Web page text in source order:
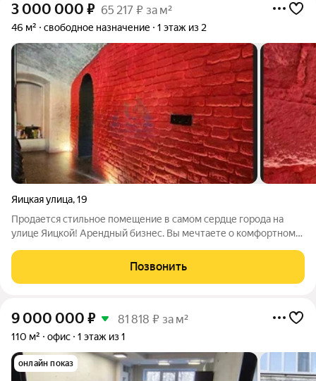
3 000 000 ₽ 65 217 ₽ за м²
46 м² свободное назначение 1 этаж из 2
Яицкая улица,19
Продается стильное помещение в самом сердце города на
улице Яицкой! Арендный бизнес. Вы мечтаете о комфортном
идеальный выбор как для молодой семьи, так и для одинокого
холостяка! Просторная
Позвонить
9 000 000 ₽ 81 818 ₽ за м²
110 м² офис 1 этаж из 1
онлайн показ